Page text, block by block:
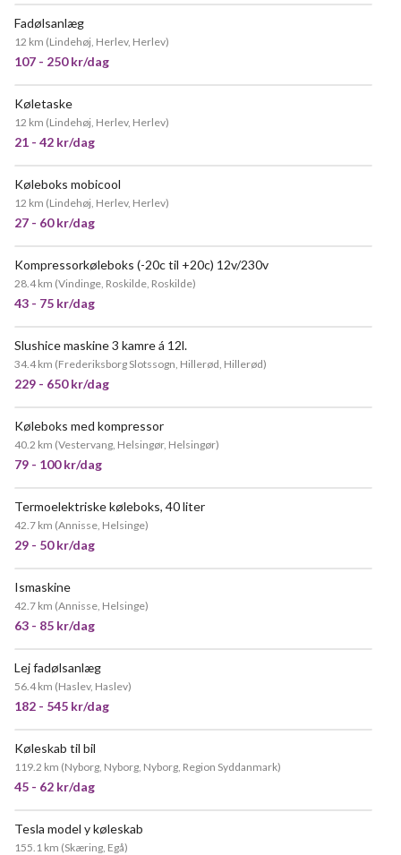
Fadølsanlæg
12 km (Lindehøj, Herlev, Herlev)
107 - 250 kr/dag
Køletaske
12 km (Lindehøj, Herlev, Herlev)
21 - 42 kr/dag
Køleboks mobicool
12 km (Lindehøj, Herlev, Herlev)
27 - 60 kr/dag
Kompressorkøleboks (-20c til +20c) 12v/230v
28.4 km (Vindinge, Roskilde, Roskilde)
43 - 75 kr/dag
Slushice maskine 3 kamre á 12l.
34.4 km (Frederiksborg Slotssogn, Hillerød, Hillerød)
229 - 650 kr/dag
Køleboks med kompressor
40.2 km (Vestervang, Helsingør, Helsingør)
79 - 100 kr/dag
Termoelektriske køleboks, 40 liter
42.7 km (Annisse, Helsinge)
29 - 50 kr/dag
Ismaskine
42.7 km (Annisse, Helsinge)
63 - 85 kr/dag
Lej fadølsanlæg
56.4 km (Haslev, Haslev)
182 - 545 kr/dag
Køleskab til bil
119.2 km (Nyborg, Nyborg, Nyborg, Region Syddanmark)
45 - 62 kr/dag
Tesla model y køleskab
155.1 km (Skæring, Egå)